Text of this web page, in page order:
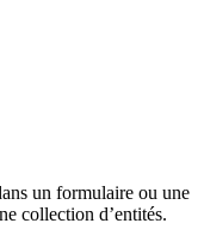
un formulaire ou une
collection d’entités.